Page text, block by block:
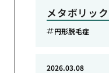
メタボリッ
円形脱毛症
2026.03.08